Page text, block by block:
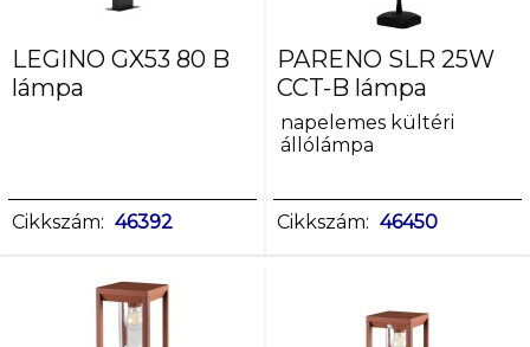
LEGINO GX53 80 B
lámpa
Cikkszám: 46392
PARENO SLR 25W
CCT-B lámpa
napelemes kültéri
állólámpa
Cikkszám: 46450